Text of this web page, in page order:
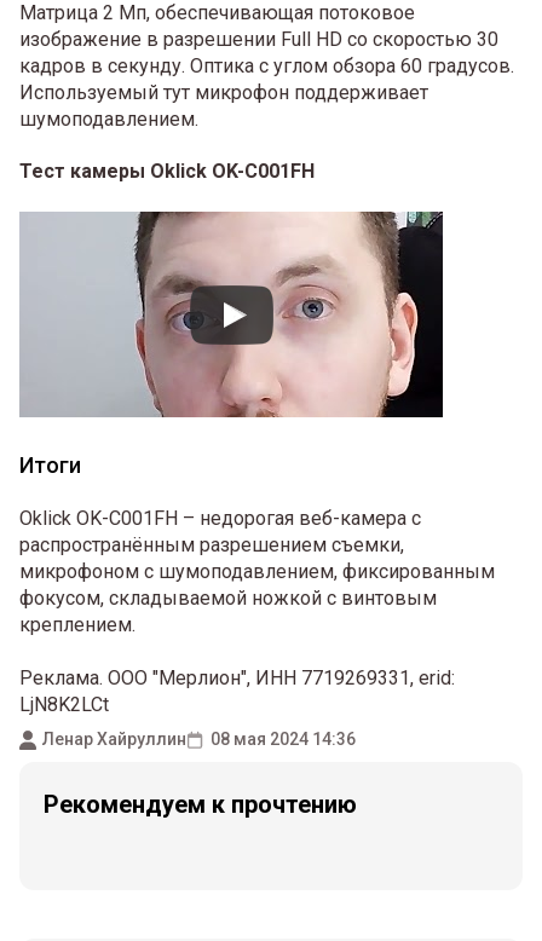
Матрица 2 Мп, обеспечивающая потоковое
изображение в разрешении Full HD со скоростью 30
кадров в секунду. Оптика с углом обзора 60 градусов.
Используемый тут микрофон поддерживает
шумоподавлением.
Тест камеры Oklick OK-C001FH
Итоги
Oklick OK-C001FH – недорогая веб-камера с
распространённым разрешением съемки,
микрофоном с шумоподавлением, фиксированным
фокусом, складываемой ножкой с винтовым
креплением.
Реклама. ООО "Мерлион", ИНН 7719269331, erid:
LjN8K2LCt
Ленар Хайруллин 08 мая 2024 14:36
Рекомендуем к прочтению